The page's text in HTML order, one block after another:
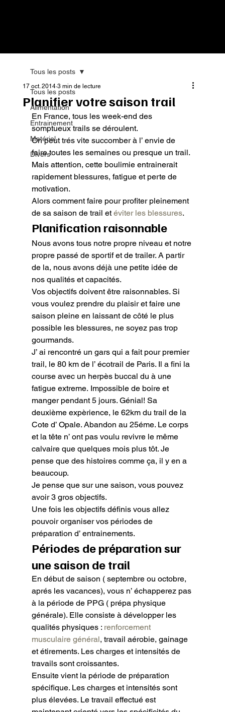
Tous les posts
Alimentation
Entrainement
Matériel
Divers
Tous les posts
Planifier votre saison trail
17 oct. 2014 3 min de lecture
En France, tous les week-end des
somptueux trails se déroulent.
On peut trés vite succomber à l’ envie de
faire toutes les semaines ou presque un trail.
Mais attention, cette boulimie entrainerait
rapidement blessures, fatigue et perte de
motivation.
Alors comment faire pour profiter pleinement
de sa saison de trail et éviter les blessures.
Planification raisonnable
Nous avons tous notre propre niveau et notre
propre passé de sportif et de trailer. A partir
de la, nous avons déjà une petite idée de
nos qualités et capacités.
Vos objectifs doivent être raisonnables. Si
vous voulez prendre du plaisir et faire une
saison pleine en laissant de côté le plus
possible les blessures, ne soyez pas trop
gourmands.
J’ ai rencontré un gars qui a fait pour premier
trail, le 80 km de l’ écotrail de Paris. Il a fini la
course avec un herpès buccal du à une
fatigue extreme. Impossible de boire et
manger pendant 5 jours. Génial! Sa
deuxième expèrience, le 62km du trail de la
Cote d’ Opale. Abandon au 25éme. Le corps
et la tête n’ ont pas voulu revivre le même
calvaire que quelques mois plus tôt. Je
pense que des histoires comme ça, il y en a
beaucoup.
Je pense que sur une saison, vous pouvez
avoir 3 gros objectifs.
Une fois les objectifs définis vous allez
pouvoir organiser vos périodes de
préparation d’ entrainements.
Périodes de préparation sur
une saison de trail
En début de saison ( septembre ou octobre,
aprés les vacances), vous n’ échapperez pas
à la période de PPG ( prépa physique
générale). Elle consiste à développer les
qualités physiques : renforcement
musculaire général, travail aérobie, gainage
et étirements. Les charges et intensités de
travails sont croissantes.
Ensuite vient la période de préparation
spécifique. Les charges et intensités sont
plus élevées. Le travail effectué est